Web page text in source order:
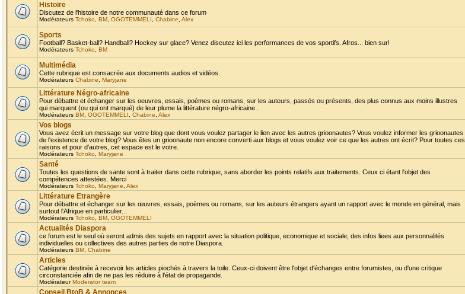
Histoire
Discutez de l'histoire de notre communauté dans ce forum
Modérateurs Tchoko BM OGOTEMMELI Chabine Alex
Sports
Football? Basket-ball? Handball? Hockey sur glace? Venez discutez ici les performances de vos sportifs. Afros... bien sur!
Modérateurs Tchoko BM
Multimédia
Cette rubrique est consacrée aux documents audios et vidéos.
Modérateurs Chabine Maryjane
Littérature Négro-africaine
Pour débattre et échanger sur les oeuvres, essais, poèmes ou romans, sur les auteurs, passés ou présents, des plus connus aux moins illustres
qui marquent (ou qui ont marqué) de leur plume la littérature négro-africaine .
Modérateurs BM OGOTEMMELI Chabine Alex
Vos blogs
Vous avez écrit un message sur votre blog que dont vous voulez partager le lien avec les autres grioonautes? Vous voulez informer les grioonautes
de l'existence de votre blog? Vous êtes un grioonaute non encore converti aux blogs et vous voulez voir ce que les autres ont écrit? Pour toutes ces
raisons et pour d'autres, cet espace est le votre.
Modérateurs Tchoko Maryjane
Santé
Toutes les questions de sante sont à traiter dans cette rubrique, sans aborder les points relatifs aux traitements. Ceux ci étant l'objet des
compétences attestées. Merci
Modérateurs Tchoko Maryjane Alex
Littérature Etrangère
Pour débattre et échanger sur les œuvres, essais, poèmes ou romans, sur les auteurs étrangers ayant un rapport avec le monde en général, mais
surtout l'Afrique en particulier...
Modérateurs Tchoko BM OGOTEMMELI
Actualités Diaspora
ce forum est le seul où seront admis des sujets en rapport avec la situation politique, economique et sociale; des infos liees aux personnalités
individuelles ou collectives des autres parties de notre Diaspora.
Modérateurs BM Chabine
Articles
Catégorie destinée à recevoir les articles piochés à travers la toile. Ceux-ci doivent être l'objet d'échanges entre forumistes, ou d'une critique
circonstanciée afin de ne pas les réduire à l'état de propagande.
ModérateurModerator team
Conseil BtoB & Annonces